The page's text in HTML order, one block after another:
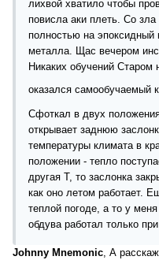
лихвой хватило чтобы
повисла аки плеть. Со
полностью на эпоксидный
металла. Щас вечером
Никаких обучений Старом
оказался самообучаемый
Сфоткал в двух
открывает заднюю
температуры климата в
положении - тепло
другая Т, то заслонка
как оно летом работает.
теплой погоде, а то у
обдува работал только
Johnny Mnemonic, А